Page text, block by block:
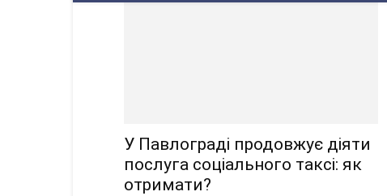
У Павлограді продовжує діяти
послуга соціального таксі: як
отримати?